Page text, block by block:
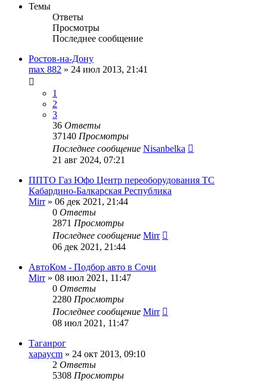
Темы
Ответы
Просмотры
Последнее сообщение
Ростов-на-Дону
max 882 » 24 июл 2013, 21:41
1
2
3
36 Ответы
37140 Просмотры
Последнее сообщение Nisanbelka
21 авг 2024, 07:21
ППТО Газ Юфо Центр переоборудования ТС
Кабардино-Балкарская Республика
Mirr» 06 дек 2021, 21:44
0 Ответы
2871 Просмотры
Последнее сообщение Mirr
06 дек 2021, 21:44
АвтоКом - Подбор авто в Сочи
Mirr» 08 июл 2021, 11:47
0 Ответы
2280 Просмотры
Последнее сообщение Mirr
08 июл 2021, 11:47
Таганрог
xapaycm » 24 окт 2013, 09:10
2 Ответы
5308 Просмотры